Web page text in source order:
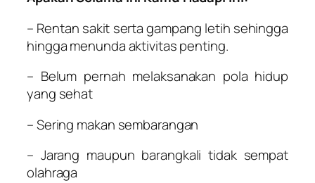
– Rentan sakit serta gampang letih sehingga
hingga menunda aktivitas penting.
– Belum pernah melaksanakan pola hidup
yang sehat
– Sering makan sembarangan
– Jarang maupun barangkali tidak sempat
olahraga